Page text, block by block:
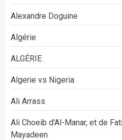
Alexandre Doguine
Algérie
ALGÉRIE
Algerie vs Nigeria
Ali Arrass
Ali Choeib d'Al-Manar, et de
Mayadeen